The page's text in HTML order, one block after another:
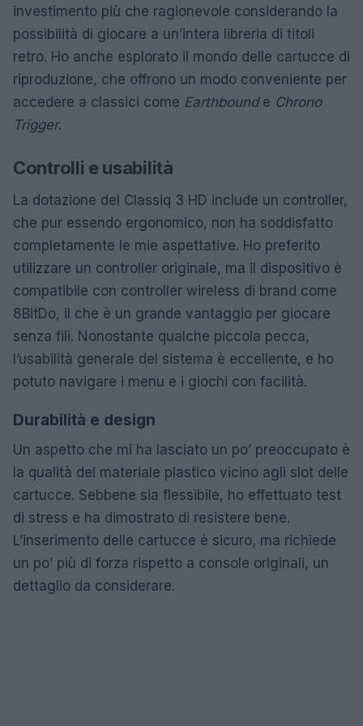
investimento più che ragionevole considerando la
possibilità di giocare a un’intera libreria di titoli
retro. Ho anche esplorato il mondo delle cartucce di
riproduzione, che offrono un modo conveniente per
accedere a classici come Earthbounde Chrono
Trigger.
Controlli e usabilità
La dotazione del Classiq 3 HD include un controller,
che pur essendo ergonomico, non ha soddisfatto
completamente le mie aspettative. Ho preferito
utilizzare un controller originale, ma il dispositivo è
compatibile con controller wireless di brand come
8BitDo, il che è un grande vantaggio per giocare
senza fili. Nonostante qualche piccola pecca,
l’usabilità generale del sistema è eccellente, e ho
potuto navigare i menu e i giochi con facilità.
Durabilità e design
Un aspetto che mi ha lasciato un po’ preoccupato è
la qualità del materiale plastico vicino agli slot delle
cartucce. Sebbene sia flessibile, ho effettuato test
di stress e ha dimostrato di resistere bene.
L’inserimento delle cartucce è sicuro, ma richiede
un po’ più di forza rispetto a console originali, un
dettaglio da considerare.